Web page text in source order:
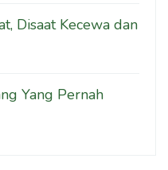
Disaat Kecewa dan
Yang Pernah